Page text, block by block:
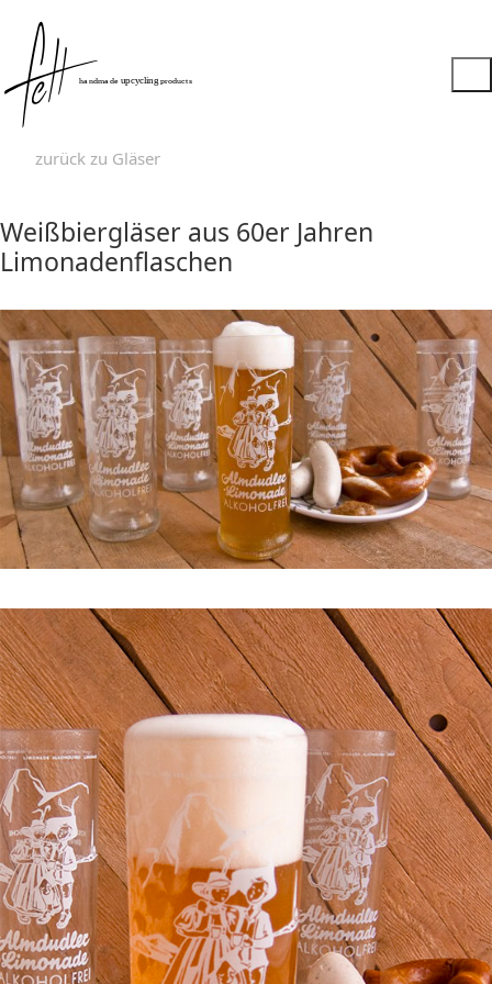
zurück zu Gläser
Weißbiergläser aus 60er Jahren
Limonadenflaschen